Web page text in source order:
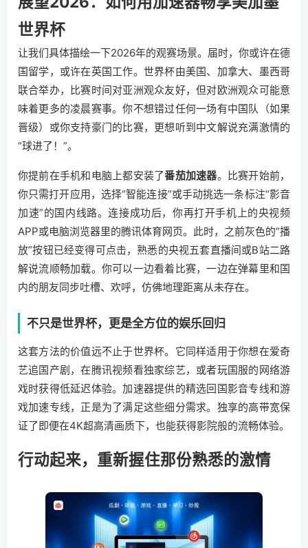
世界杯
让我们具体描绘一下2026年的观赛场景。届时，你或许在德
国留学，或许在英国工作。世界杯由美国、加拿大、墨西哥
联合举办，比赛时间对亚洲观众友好，但对欧洲观众可能意
味着更多的凌晨赛事。你不想错过任何一场有中国队（如果
晋级）或你支持豪门的比赛，更想听到中文解说充满激情的
“球进了！”。
你提前在手机和电脑上都安装了番茄加速器。比赛开始前，
你只需打开应用，选择“智能连接”或手动挑选一条标注“影音
加速”的国内线路。连接成功后，你再打开手机上的央视频
APP或电脑浏览器里的腾讯体育网页。此时，之前灰色的“播
放”按钮已经变得可点击，熟悉的央视五套直播间或B站二路
解说流顺畅加载。你可以一边看着比赛，一边在弹幕里和国
内的朋友同步吐槽、欢呼，仿佛地理距离从未存在。
不只是世界杯，更是全方位的娱乐回归
这套方法的价值远不止于世界杯。它同样适用于你想在爱奇
艺追国产剧，在腾讯视频看独家综艺，或者玩国服的网络游
戏时获得低延迟体验。加速器提供的精选回国影音专线和游
戏加速专线，正是为了满足这些细分需求。独享的高带宽保
证了即便在4K超高清画质下，也能获得影院般的流畅体验。
行动起来，重新握住那份熟悉的激情